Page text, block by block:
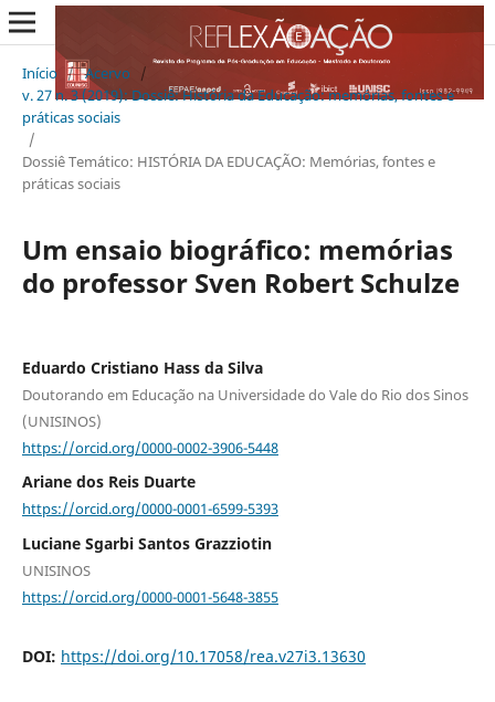
Início / Acervo
/
v. 27 n. 3 (2019): Dossiê: História da Educação: memórias, fontes e
práticas sociais
/
Dossiê Temático: HISTÓRIA DA EDUCAÇÃO: Memórias, fontes e
práticas sociais
Um ensaio biográfico: memórias
do professor Sven Robert Schulze
Eduardo Cristiano Hass da Silva
Doutorando em Educação na Universidade do Vale do Rio dos Sinos
(UNISINOS)
https://orcid.org/0000-0002-3906-5448
Ariane dos Reis Duarte
https://orcid.org/0000-0001-6599-5393
Luciane Sgarbi Santos Grazziotin
UNISINOS
https://orcid.org/0000-0001-5648-3855
DOI: https://doi.org/10.17058/rea.v27i3.13630